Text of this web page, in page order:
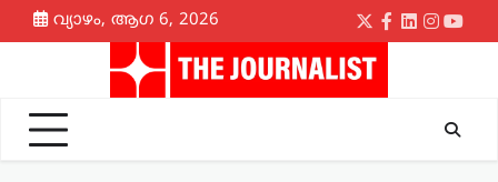
Skip
to
വ്യാഴം, ആഗ 6, 2026
Twitter
Facebook
LinkedIn